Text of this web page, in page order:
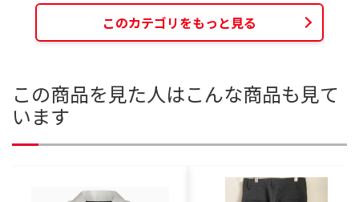
このカテゴリをもっと見る
この商品を見た人はこんな商品も見て
います